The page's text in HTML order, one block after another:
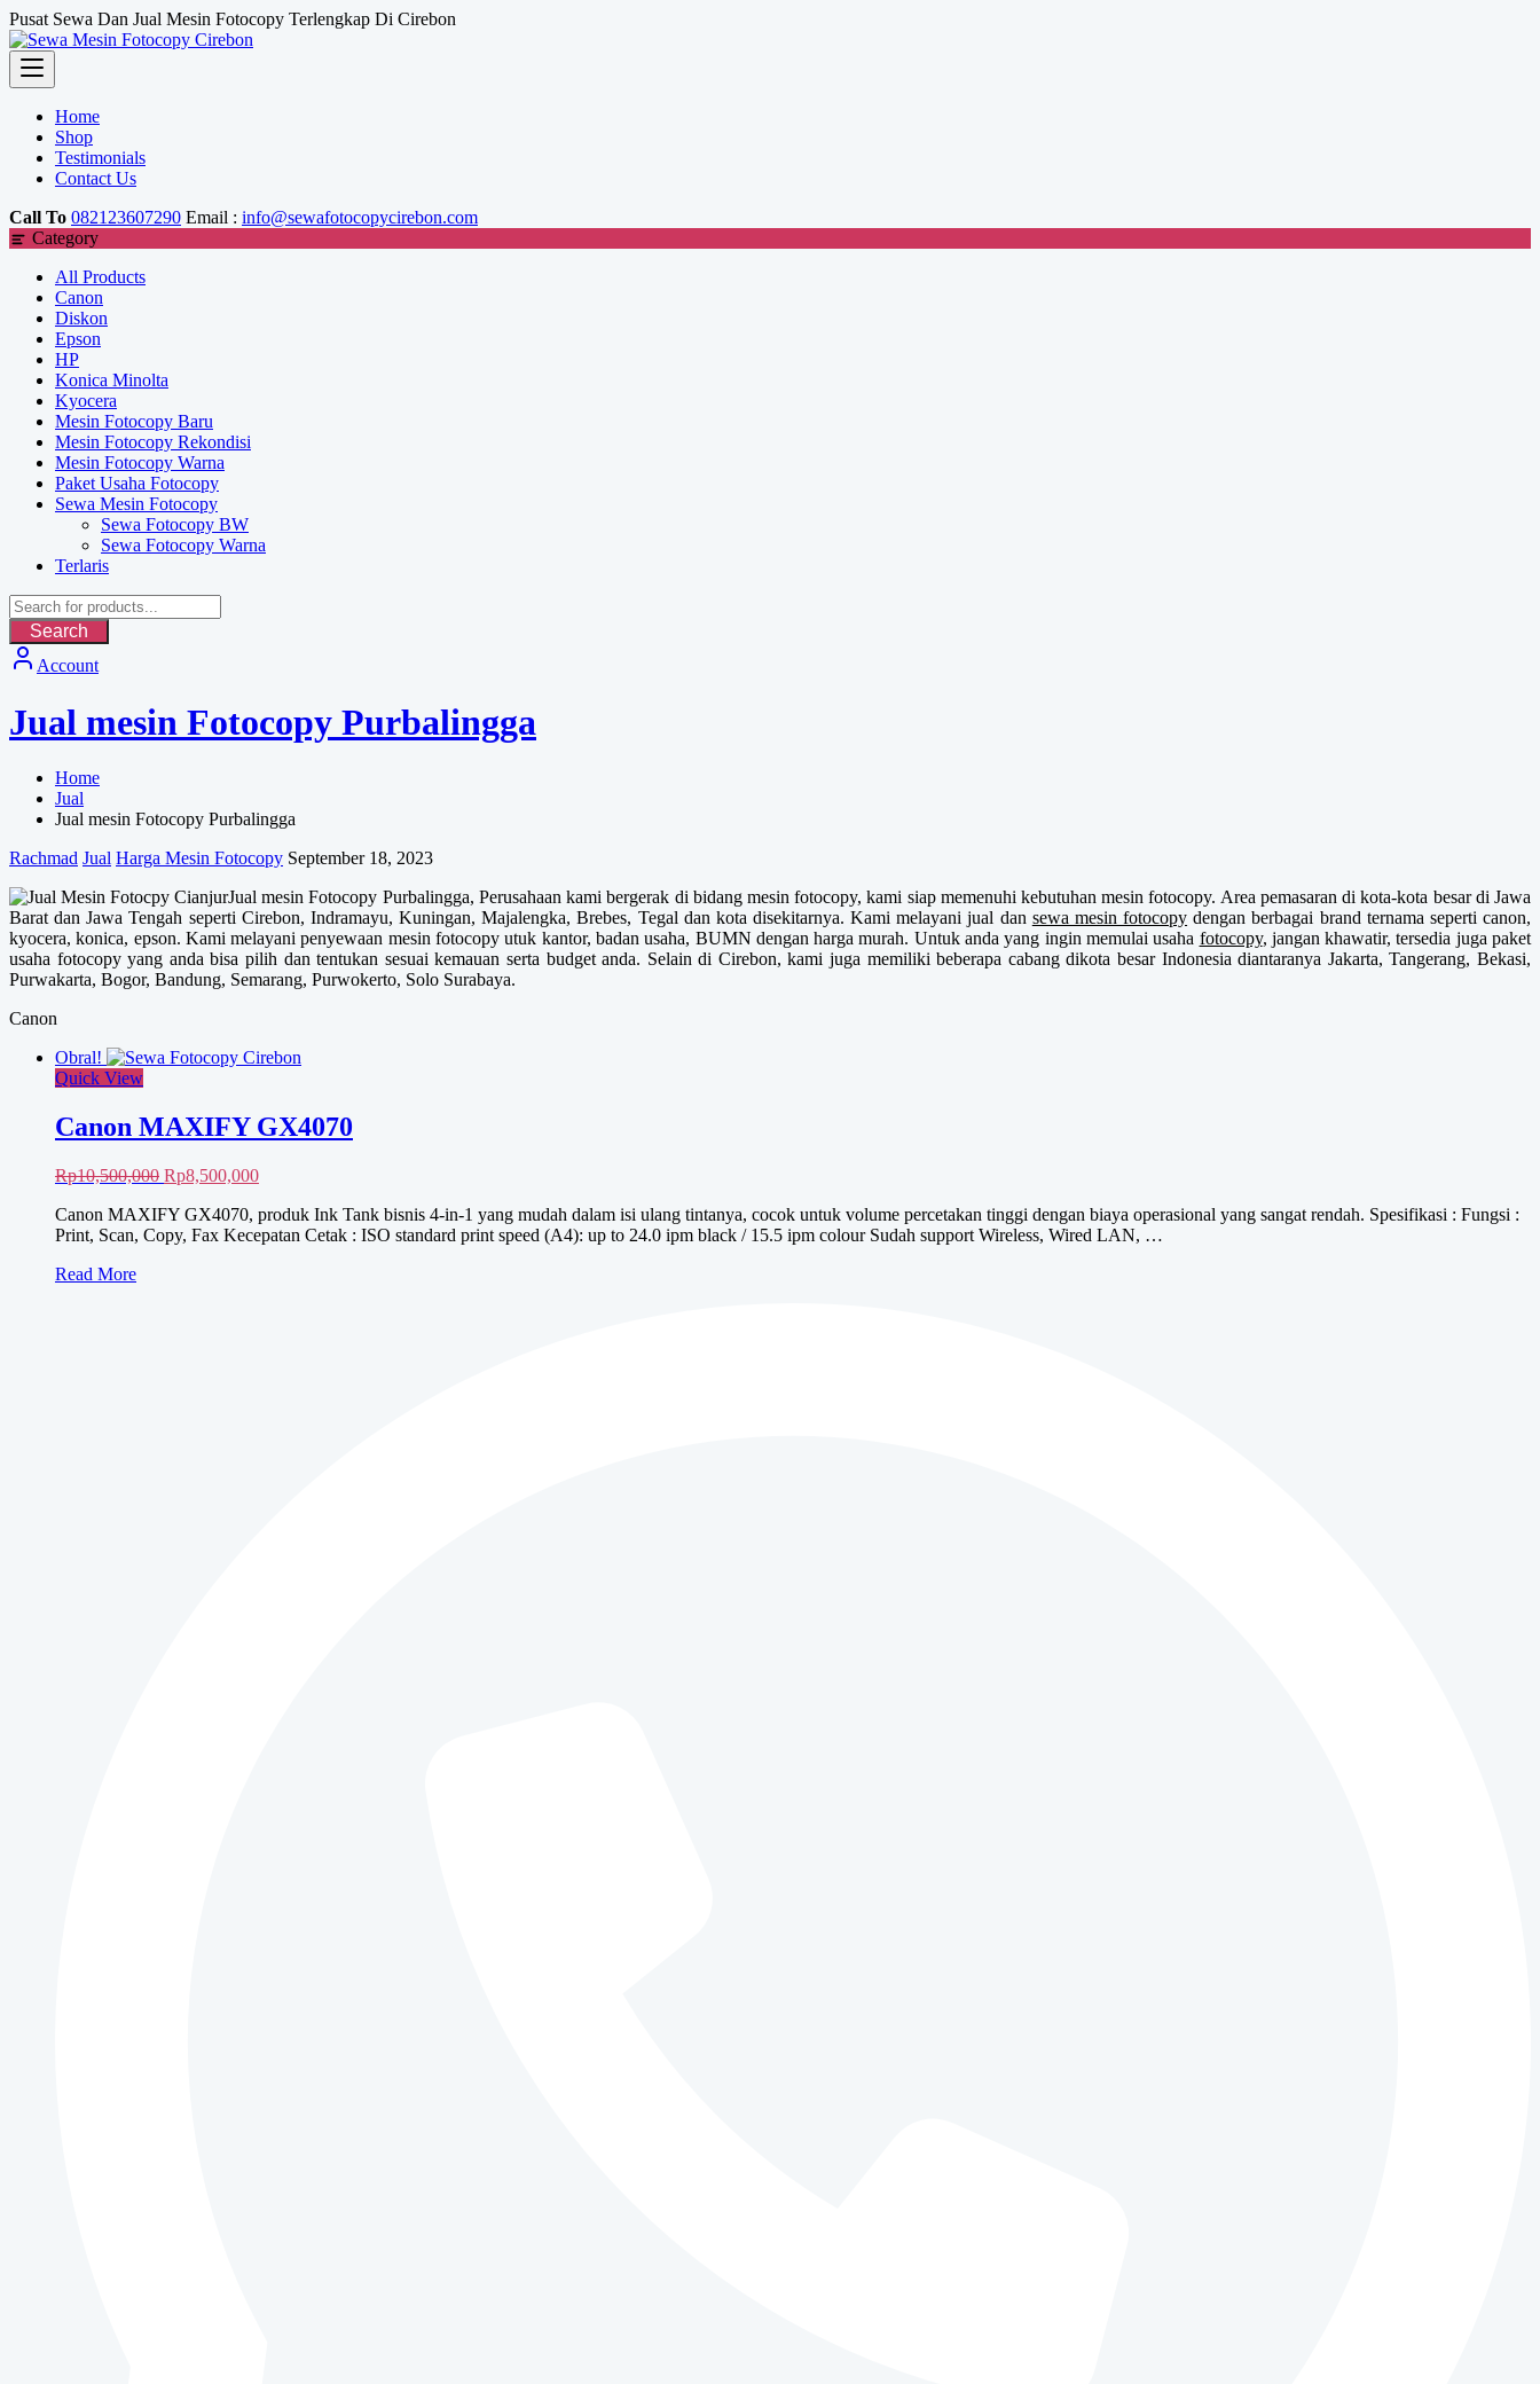
Skip
to
content
Pusat Sewa Dan Jual Mesin Fotocopy Terlengkap Di Cirebon
Home
Shop
Testimonials
Contact Us
Call To 082123607290 Email : info@sewafotocopycirebon.com
Category
All Products
Canon
Diskon
Epson
HP
Konica Minolta
Kyocera
Mesin Fotocopy Baru
Mesin Fotocopy Rekondisi
Mesin Fotocopy Warna
Paket Usaha Fotocopy
Sewa Mesin Fotocopy
Sewa Fotocopy BW
Sewa Fotocopy Warna
Terlaris
Search
Account
Jual mesin Fotocopy Purbalingga
Home
Jual
Jual mesin Fotocopy Purbalingga
Rachmad Jual Harga Mesin Fotocopy September 18, 2023
Jual mesin Fotocopy Purbalingga, Perusahaan kami bergerak di bidang mesin fotocopy, kami siap memenuhi kebutuhan mesin fotocopy. Area pemasaran di kota-kota besar di Jawa
Barat dan Jawa Tengah seperti Cirebon, Indramayu, Kuningan, Majalengka, Brebes, Tegal dan kota disekitarnya. Kami melayani jual dan sewa mesin fotocopy dengan berbagai brand ternama seperti canon,
kyocera, konica, epson. Kami melayani penyewaan mesin fotocopy utuk kantor, badan usaha, BUMN dengan harga murah. Untuk anda yang ingin memulai usaha fotocopy, jangan khawatir, tersedia juga paket
usaha fotocopy yang anda bisa pilih dan tentukan sesuai kemauan serta budget anda. Selain di Cirebon, kami juga memiliki beberapa cabang dikota besar Indonesia diantaranya Jakarta, Tangerang, Bekasi,
Purwakarta, Bogor, Bandung, Semarang, Purwokerto, Solo Surabaya.
Canon
Obral!
Quick View
Canon MAXIFY GX4070
Rp10,500,000 Harga
adalah:
Rp10,500,000.
Rp8,500,000Harga
ini
adalah:
Canon MAXIFY GX4070, produk Ink Tank bisnis 4-in-1 yang mudah dalam isi ulang tintanya, cocok untuk volume percetakan tinggi dengan biaya operasional yang sangat rendah. Spesifikasi : Fungsi :
Print, Scan, Copy, Fax Kecepatan Cetak : ISO standard print speed (A4): up to 24.0 ipm black / 15.5 ipm colour Sudah support Wireless, Wired LAN, …
Canon
Read More